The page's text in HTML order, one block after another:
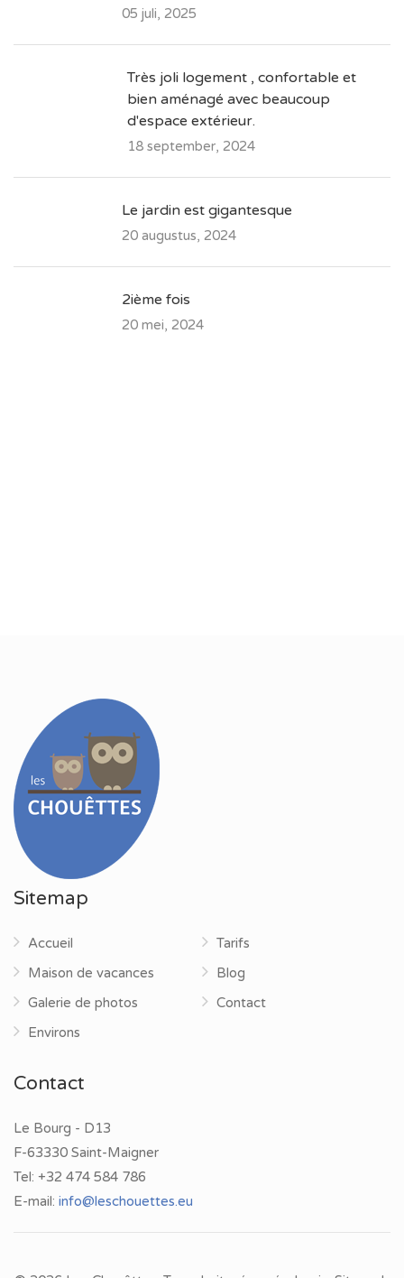
05 juli, 2025
Très joli logement , confortable et
bien aménagé avec beaucoup
d'espace extérieur.
18 september, 2024
Le jardin est gigantesque
20 augustus, 2024
2ième fois
20 mei, 2024
Sitemap
Accueil
Maison de vacances
Galerie de photos
Environs
Tarifs
Blog
Contact
Contact
Le Bourg - D13
F-63330 Saint-Maigner
Tel: +32 474 584 786
E-mail: info@leschouettes.eu